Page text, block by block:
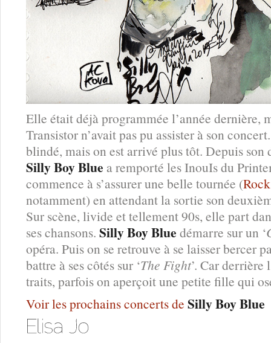
Elle était déjà programmée l’année dernière,
Transistor n’avait pas pu assister à son
blindé, mais on est arrivé plus tôt. Depuis son
Silly Boy Blue a remporté les InouIs du
commence à s’assurer une belle tournée (
notamment) en attendant la sortie son
Sur scène, livide et tellement 90s, elle part
ses chansons. Silly Boy Blue démarre sur un ‘
opéra. Puis on se retrouve à se laisser bercer
battre à ses côtés sur ‘The Fight’. Car derrière
traits, parfois on aperçoit une petite fille qui
Voir les prochains concerts de Silly Boy Blue